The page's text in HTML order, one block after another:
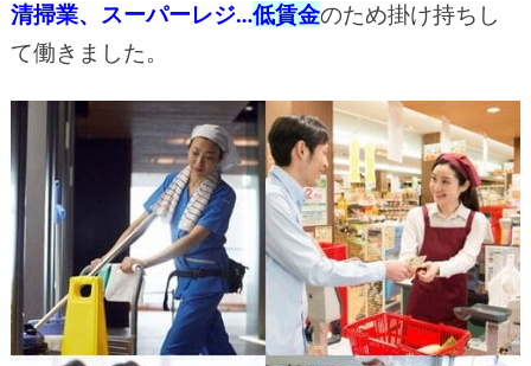
清掃業、スーパーレジ…低賃金のため掛け持ちし
て働きました。